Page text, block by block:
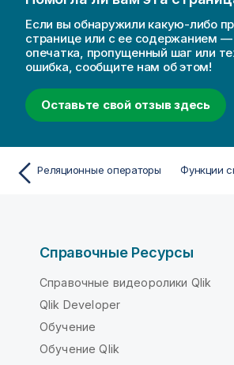
Если вы обнаружили какую-либо
странице или с ее содержанием —
опечатка, пропущенный шаг или
ошибка, сообщите нам об этом!
Оставьте свой отзыв здесь
Реляционные операторы
Справочные Ресурсы
Справочные видеоролики Qlik
Qlik Developer
Обучение
Обучение Qlik